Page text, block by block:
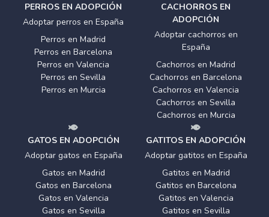
PERROS EN ADOPCIÓN
Adoptar perros en España
Perros en Madrid
Perros en Barcelona
Perros en Valencia
Perros en Sevilla
Perros en Murcia
CACHORROS EN
ADOPCIÓN
Adoptar cachorros en
España
Cachorros en Madrid
Cachorros en Barcelona
Cachorros en Valencia
Cachorros en Sevilla
Cachorros en Murcia
GATOS EN ADOPCIÓN
Adoptar gatos en España
Gatos en Madrid
Gatos en Barcelona
Gatos en Valencia
Gatos en Sevilla
GATITOS EN ADOPCIÓN
Adoptar gatitos en España
Gatitos en Madrid
Gatitos en Barcelona
Gatitos en Valencia
Gatitos en Sevilla